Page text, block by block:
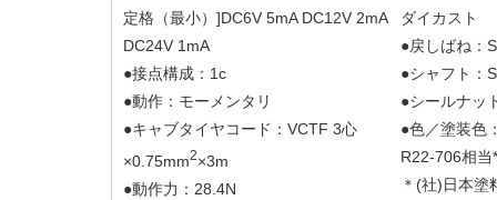
定格（最小）]DC6V 5mA DC12V 2mA
DC24V 1mA
●接点構成：1c
●動作：モーメンタリ
●キャブタイヤコード：VCTF 3心
×0.75mm2×3m
●動作力：28.4N
ダイカスト
●戻しばね：
●シャフト：
●シールナッ
●色／塗装
R22-706相当*
＊(社)日本塗